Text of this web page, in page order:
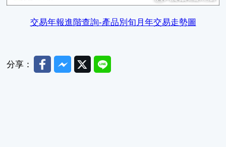
交易年報進階查詢-產品別旬月年交易走勢圖
分享： FacebookMessenger
TwitterLine